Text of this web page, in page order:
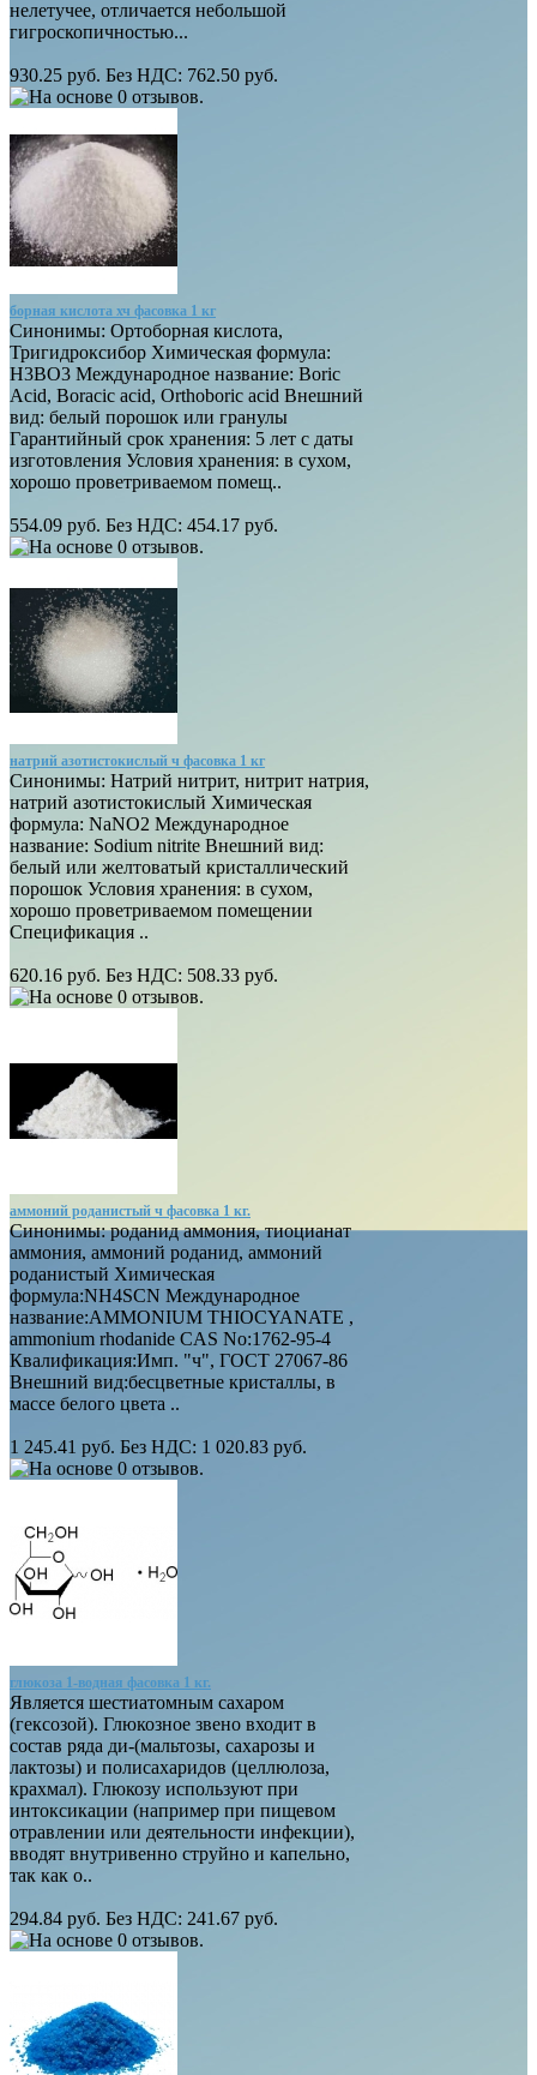
нелетучее, отличается небольшой
гигроскопичностью...
930.25 руб. Без НДС: 762.50 руб.
борная кислота хч фасовка 1 кг
Синонимы: Ортоборная кислота,
Тригидроксибор Химическая формула:
Н3ВО3 Международное название: Boric
Acid, Boracic acid, Orthoboric acid Внешний
вид: белый порошок или гранулы
Гарантийный срок хранения: 5 лет с даты
изготовления Условия хранения: в сухом,
хорошо проветриваемом помещ..
554.09 руб. Без НДС: 454.17 руб.
натрий азотистокислый ч фасовка 1 кг
Синонимы: Натрий нитрит, нитрит натрия,
натрий азотистокислый Химическая
формула: NaNO2 Международное
название: Sodium nitrite Внешний вид:
белый или желтоватый кристаллический
порошок Условия хранения: в сухом,
хорошо проветриваемом помещении
Спецификация ..
620.16 руб. Без НДС: 508.33 руб.
аммоний роданистый ч фасовка 1 кг.
Синонимы: роданид аммония, тиоцианат
аммония, аммоний роданид, аммоний
роданистый Химическая
формула:NH4SCN Международное
название:AMMONIUM THIOCYANATE ,
ammonium rhodanide CAS No:1762-95-4
Квалификация:Имп. "ч", ГОСТ 27067-86
Внешний вид:бесцветные кристаллы, в
массе белого цвета ..
1 245.41 руб. Без НДС: 1 020.83 руб.
глюкоза 1-водная фасовка 1 кг.
Является шестиатомным сахаром
(гексозой). Глюкозное звено входит в
состав ряда ди-(мальтозы, сахарозы и
лактозы) и полисахаридов (целлюлоза,
крахмал). Глюкозу используют при
интоксикации (например при пищевом
отравлении или деятельности инфекции),
вводят внутривенно струйно и капельно,
так как о..
294.84 руб. Без НДС: 241.67 руб.